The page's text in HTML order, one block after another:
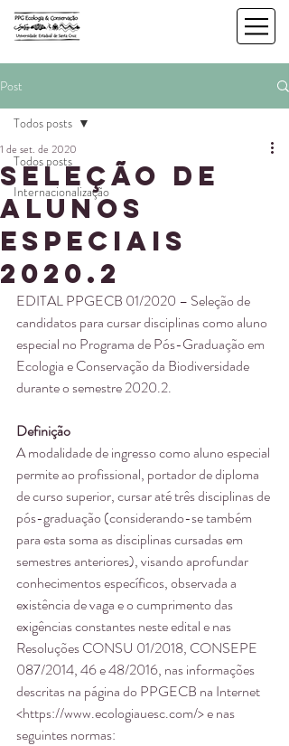
Post
Todos posts
Internacionalização
Todos posts
Seleção de
alunos
especiais
2020.2
1 de set. de 2020
EDITAL PPGECB 01/2020 – Seleção de
candidatos para cursar disciplinas como aluno
especial no Programa de Pós-Graduação em
Ecologia e Conservação da Biodiversidade
durante o semestre 2020.2.
Definição
A modalidade de ingresso como aluno especial
permite ao profissional, portador de diploma
de curso superior, cursar até três disciplinas de
pós-graduação (considerando-se também
para esta soma as disciplinas cursadas em
semestres anteriores), visando aprofundar
conhecimentos específicos, observada a
existência de vaga e o cumprimento das
exigências constantes neste edital e nas
Resoluções CONSU 01/2018, CONSEPE
087/2014, 46 e 48/2016, nas informações
descritas na página do PPGECB na Internet
<https://www.ecologiauesc.com/> e nas
seguintes normas: